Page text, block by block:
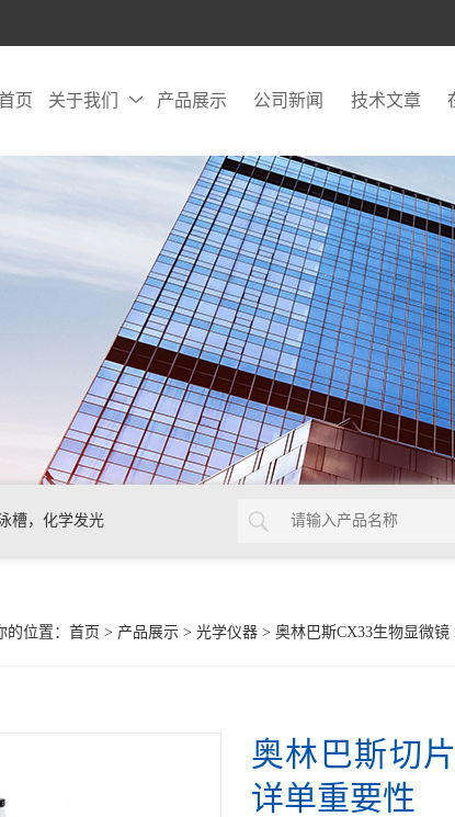
页 关于我们 产品展示 公司新闻 技术文章
槽，化学发光
的位置： 首页 > 产品展示> 光学仪器> 奥林巴斯CX33生物显微镜
奥林巴斯切
详单重要性